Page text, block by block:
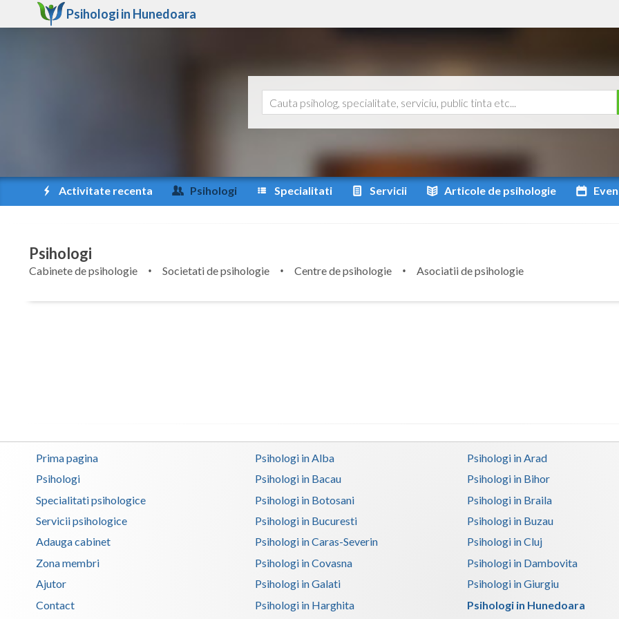
Psihologi in Hunedoara
Activitate recenta Psihologi Specialitati Servicii Articole de psihologie
Psihologi
Cabinete de psihologie Societati de psihologie Centre de psihologie
Asociatii de psihologie
Prima pagina
Psihologi
Specialitati psihologice
Servicii psihologice
Adauga cabinet
Zona membri
Ajutor
Contact
Psihologi in Alba Psihologi in Arad
Psihologi in Bacau
Psihologi in Bihor
Psihologi in Botosani
Psihologi in Braila
Psihologi in Bucuresti
Psihologi in Buzau
Psihologi in Caras-Severin
Psihologi in Cluj
Psihologi in Covasna
Psihologi in Dambovita
Psihologi in Galati
Psihologi in Giurgiu
Psihologi in Harghita
Psihologi in Hunedoara